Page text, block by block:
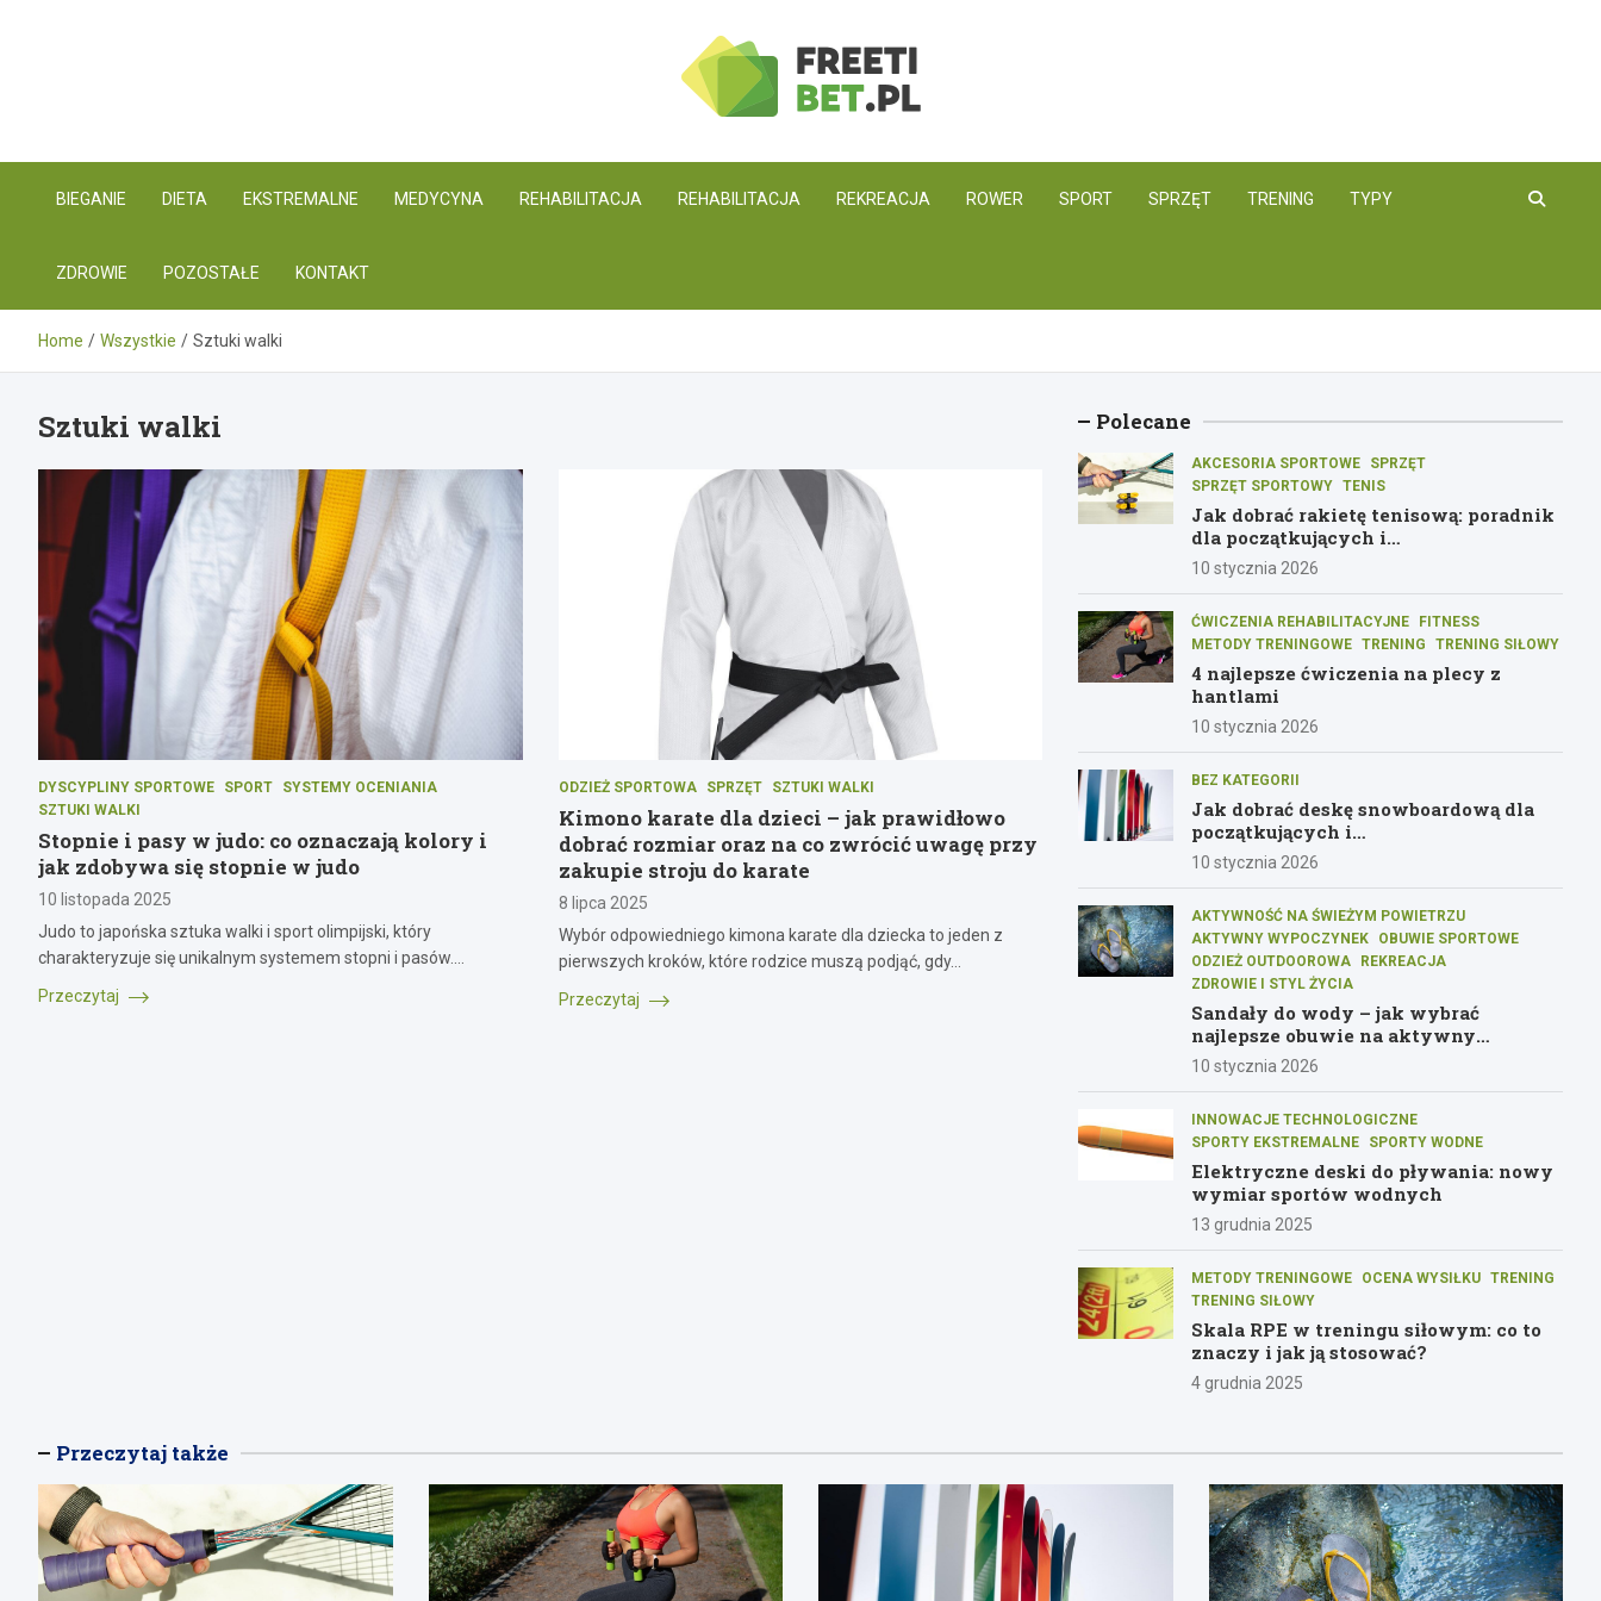
Freetibet.pl
BIEGANIE DIETA EKSTREMALNE MEDYCYNA REHABILITACJA REHABILITACJA REKREACJA ROWER SPORT SPRZĘT TRENING TYPY
ZDROWIE POZOSTAŁE KONTAKT
Home Wszystkie Sztuki walki
Sztuki walki
DYSCYPLINY SPORTOWE SPORT
SYSTEMY OCENIANIA
SZTUKI WALKI
Stopnie i pasy w judo: co oznaczają kolory i
jak zdobywa się stopnie w judo
10 listopada 2025
Judo to japońska sztuka walki i sport olimpijski, który
charakteryzuje się unikalnym systemem stopni i pasów.…
Przeczytaj
ODZIEŻ SPORTOWA SPRZĘT SZTUKI WALKI
Kimono karate dla dzieci – jak prawidłowo
dobrać rozmiar oraz na co zwrócić uwagę przy
zakupie stroju do karate
8 lipca 2025
Wybór odpowiedniego kimona karate dla dziecka to jeden z
pierwszych kroków, które rodzice muszą podjąć, gdy…
Przeczytaj
Polecane
AKCESORIA SPORTOWE
SPRZĘT
SPRZĘT SPORTOWY TENIS
Jak dobrać rakietę tenisową: poradnik
dla początkujących i
średniozaawansowanych graczy
10 stycznia 2026
ĆWICZENIA REHABILITACYJNE
FITNESS
METODY TRENINGOWE TRENING TRENING SIŁOWY
4 najlepsze ćwiczenia na plecy z
hantlami
10 stycznia 2026
BEZ KATEGORII
Jak dobrać deskę snowboardową dla
początkujących i
średniozaawansowanych
10 stycznia 2026
AKTYWNOŚĆ NA ŚWIEŻYM POWIETRZU
AKTYWNY WYPOCZYNEK
OBUWIE SPORTOWE
ODZIEŻ OUTDOOROWA
REKREACJA
ZDROWIE I STYL ŻYCIA
Sandały do wody – jak wybrać
najlepsze obuwie na aktywny
wypoczynek
10 stycznia 2026
INNOWACJE TECHNOLOGICZNE
SPORTY EKSTREMALNE
SPORTY WODNE
Elektryczne deski do pływania: nowy
wymiar sportów wodnych
13 grudnia 2025
METODY TRENINGOWE OCENA WYSIŁKU TRENING
TRENING SIŁOWY
Skala RPE w treningu siłowym: co to
znaczy i jak ją stosować?
4 grudnia 2025
Przeczytaj także